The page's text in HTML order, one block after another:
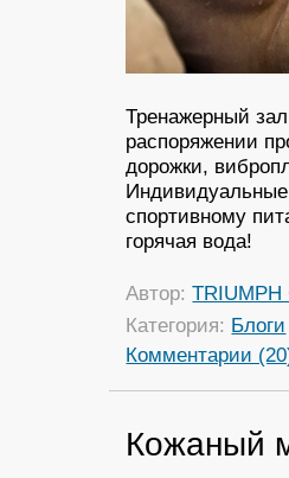
Тренажерный
распоряжении
дорожки,
Индивидуальные
спортивному
горячая вода!
Автор:TRIUMPH
Категория: Блоги
Комментарии
Кожаный